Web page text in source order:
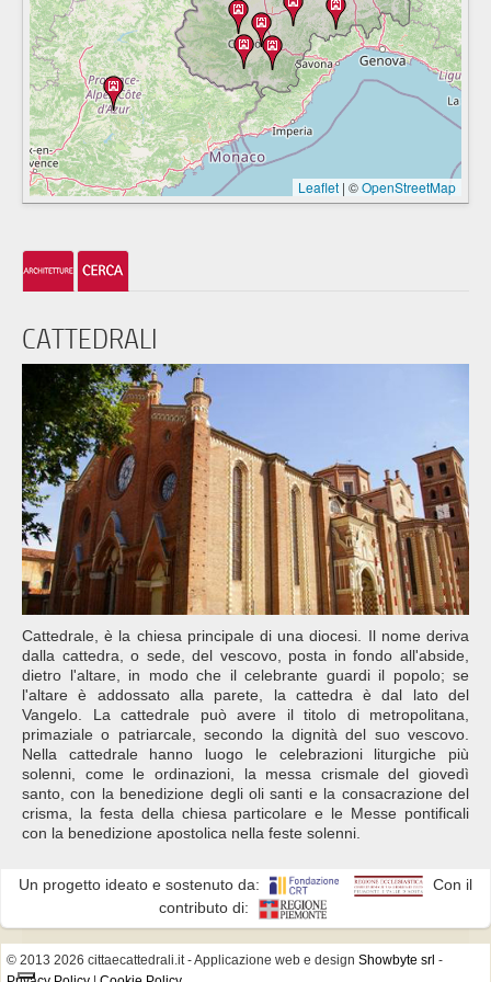
Leaflet | ©OpenStreetMap
CATTEDRALI
Cattedrale, è la chiesa principale di una diocesi. Il nome deriva
dalla cattedra, o sede, del vescovo, posta in fondo all'abside,
dietro l'altare, in modo che il celebrante guardi il popolo; se
l'altare è addossato alla parete, la cattedra è dal lato del
Vangelo. La cattedrale può avere il titolo di metropolitana,
primaziale o patriarcale, secondo la dignità del suo vescovo.
Nella cattedrale hanno luogo le celebrazioni liturgiche più
solenni, come le ordinazioni, la messa crismale del giovedì
santo, con la benedizione degli oli santi e la consacrazione del
crisma, la festa della chiesa particolare e le Messe pontificali
con la benedizione apostolica nella feste solenni.
Un progetto ideato e sostenuto da:
Con il
contributo di:
© 2013 2026 cittaecattedrali.it- Applicazione web e design Showbyte srl -